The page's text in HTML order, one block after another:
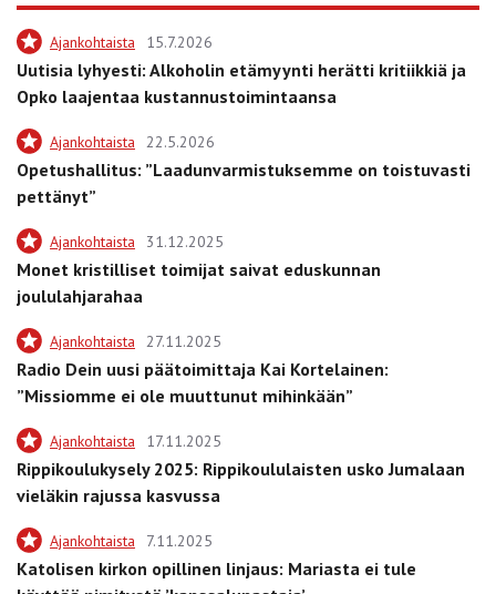
Ajankohtaista 15.7.2026
Uutisia lyhyesti: Alkoholin etämyynti herätti kritiikkiä ja
Opko laajentaa kustannustoimintaansa
Ajankohtaista 22.5.2026
Opetushallitus: ”Laadunvarmistuksemme on toistuvasti
pettänyt”
Ajankohtaista 31.12.2025
Monet kristilliset toimijat saivat eduskunnan
joululahjarahaa
Ajankohtaista 27.11.2025
Radio Dein uusi päätoimittaja Kai Kortelainen:
”Missiomme ei ole muuttunut mihinkään”
Ajankohtaista 17.11.2025
Rippikoulukysely 2025: Rippikoululaisten usko Jumalaan
vieläkin rajussa kasvussa
Ajankohtaista 7.11.2025
Katolisen kirkon opillinen linjaus: Mariasta ei tule